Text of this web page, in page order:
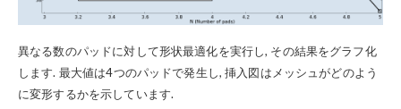
異なる数のパッドに対して形状最適化を実行し, その結果をグラフ化
します. 最大値は4つのパッドで発生し, 挿入図はメッシュがどのよう
に変形するかを示しています.